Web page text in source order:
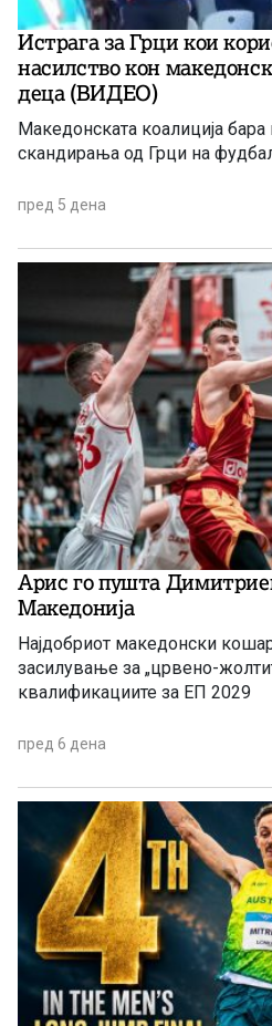
Истрага за Грци кои
насилство кон
деца (ВИДЕО)
Македонската коалиција бара
скандирања од Грци на
пред 5 дена
Арис го пушта
Македонија
Најдобриот македонски
засилување за „црвено-
квалификациите за ЕП 2029
пред 6 дена